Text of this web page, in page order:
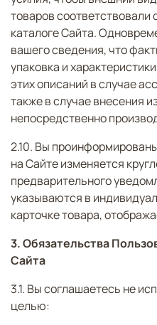
товаров
каталоге Сайта.
вашего сведения, что
упаковка и
этих описаний в случае
также в случае внесения
непосредственно
2.10. Вы
на Сайте изменяется
предварительного
указываются в
карточке товара,
3. Обязательства
Сайта
3.1. Вы соглашаетесь не
целью: